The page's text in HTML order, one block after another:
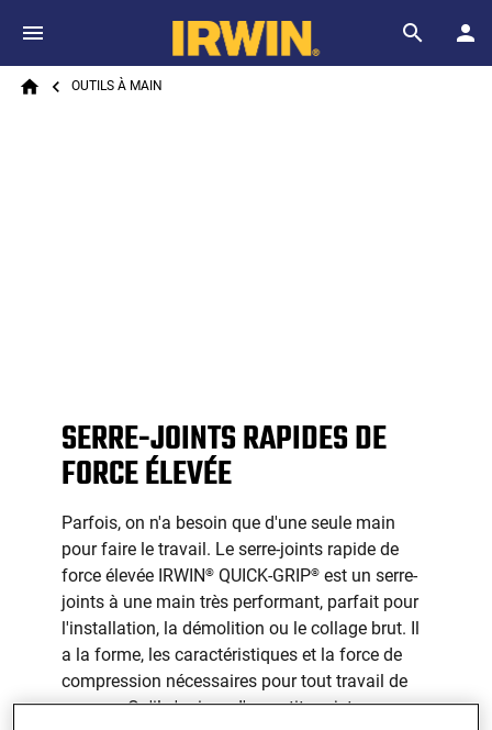
Skip to main content
Search
Breadcrumb
OUTILS À MAIN
SERRE-JOINTS RAPIDES DE
FORCE ÉLEVÉE
Parfois, on n'a besoin que d'une seule main
pour faire le travail. Le serre-joints rapide de
force élevée IRWIN® QUICK-GRIP® est un serre-
joints à une main très performant, parfait pour
l'installation, la démolition ou le collage brut. Il
a la forme, les caractéristiques et la force de
compression nécessaires pour tout travail de
serrage. Qu'il s'agisse d'un petit projet